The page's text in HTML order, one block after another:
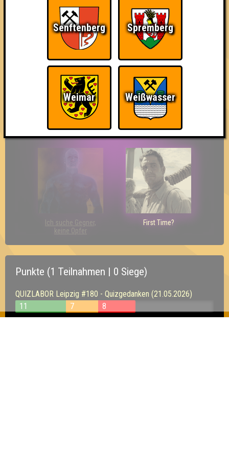
So kurz vorm Sieg! Wir sind ERSTER?! Streber
Eindeutiger Sieg Duelist Bin ich schon drin?
Ich suche Gegner,
keine Opfer
First Time?
Punkte (1 Teilnahmen | 0 Siege)
QUIZLABOR Leipzig #180 - Quizgedanken (21.05.2026)
11
7 8
Senftenberg Spremberg
Weimar Weißwasser